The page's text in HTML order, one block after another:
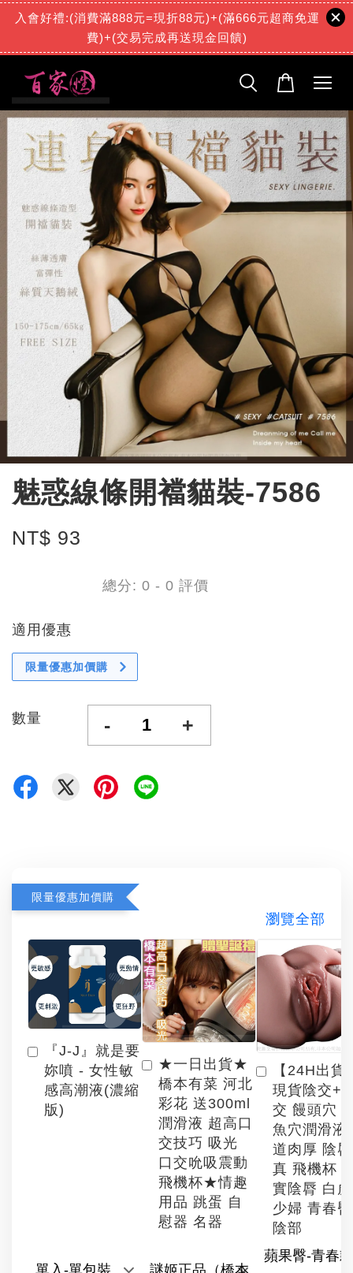
入會好禮:(消費滿888元=現折88元)+(滿666元超商免運
費)+(交易完成再送現金回饋)
魅惑線條開襠貓裝-7586
NT$ 93
總分: 0 - 0 評價
適用優惠
限量優惠加價購
數量 - +
限量優惠加價購
瀏覽全部
『J-J』就是要
妳噴 - 女性敏
感高潮液(濃縮
版)
★一日出貨★
橋本有菜 河北
彩花 送300ml
潤滑液 超高口
交技巧 吸光
口交吮吸震動
飛機杯★情趣
用品 跳蛋 自
慰器 名器
【24H出貨
現貨陰交+
交 饅頭穴
魚穴潤滑液
道肉厚 陰
真 飛機杯
實陰脣 白
少婦 青春臀
陰部